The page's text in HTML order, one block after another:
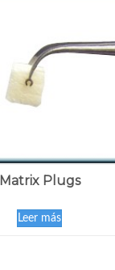
Matrix Plugs
Leer más